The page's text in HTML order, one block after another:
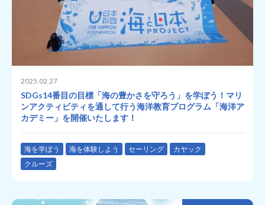
2025.02.27
SDGs14番目の目標「海の豊かさを守ろう」を学ぼう！マリ
ンアクティビティを通して行う海洋教育プログラム「海洋ア
カデミー」を開催いたします！
海を学ぼう 海を体験しよう セーリング
カヤック
クルーズ